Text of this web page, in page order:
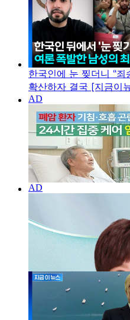
한국인에 눈 찢더니 "죄
확산하자 결국 [지금이